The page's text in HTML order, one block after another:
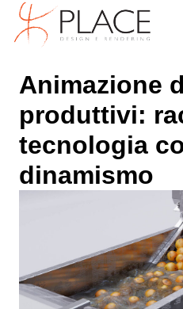
Animazione
produttivi:
tecnologia
dinamismo